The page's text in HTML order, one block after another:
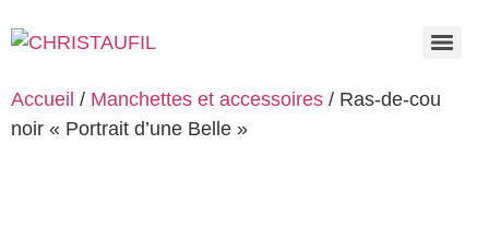
Accueil / Manchettes et accessoires / Ras-de-cou
noir « Portrait d’une Belle »